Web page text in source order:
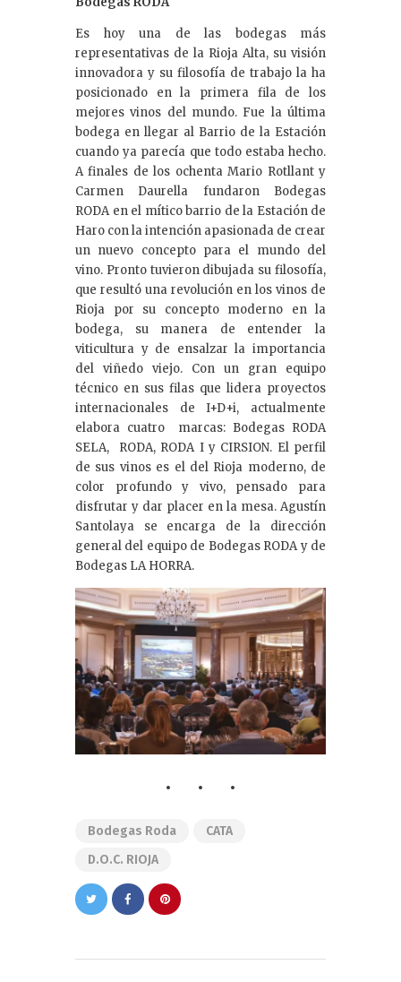
Es hoy una de las bodegas más
representativas de la Rioja Alta, su visión
innovadora y su filosofía de trabajo la ha
posicionado en la primera fila de los
mejores vinos del mundo. Fue la última
bodega en llegar al Barrio de la Estación
cuando ya parecía que todo estaba hecho.
A finales de los ochenta Mario Rotllant y
Carmen Daurella fundaron Bodegas
RODA en el mítico barrio de la Estación de
Haro con la intención apasionada de crear
un nuevo concepto para el mundo del
vino. Pronto tuvieron dibujada su filosofía,
que resultó una revolución en los vinos de
Rioja por su concepto moderno en la
bodega, su manera de entender la
viticultura y de ensalzar la importancia
del viñedo viejo. Con un gran equipo
técnico en sus filas que lidera proyectos
internacionales de I+D+i, actualmente
elabora cuatro marcas: Bodegas RODA
SELA, RODA, RODA I y CIRSION. El perfil
de sus vinos es el del Rioja moderno, de
color profundo y vivo, pensado para
disfrutar y dar placer en la mesa. Agustín
Santolaya se encarga de la dirección
general del equipo de Bodegas RODA y de
Bodegas LA HORRA.
Bodegas Roda
CATA
D.O.C. RIOJA